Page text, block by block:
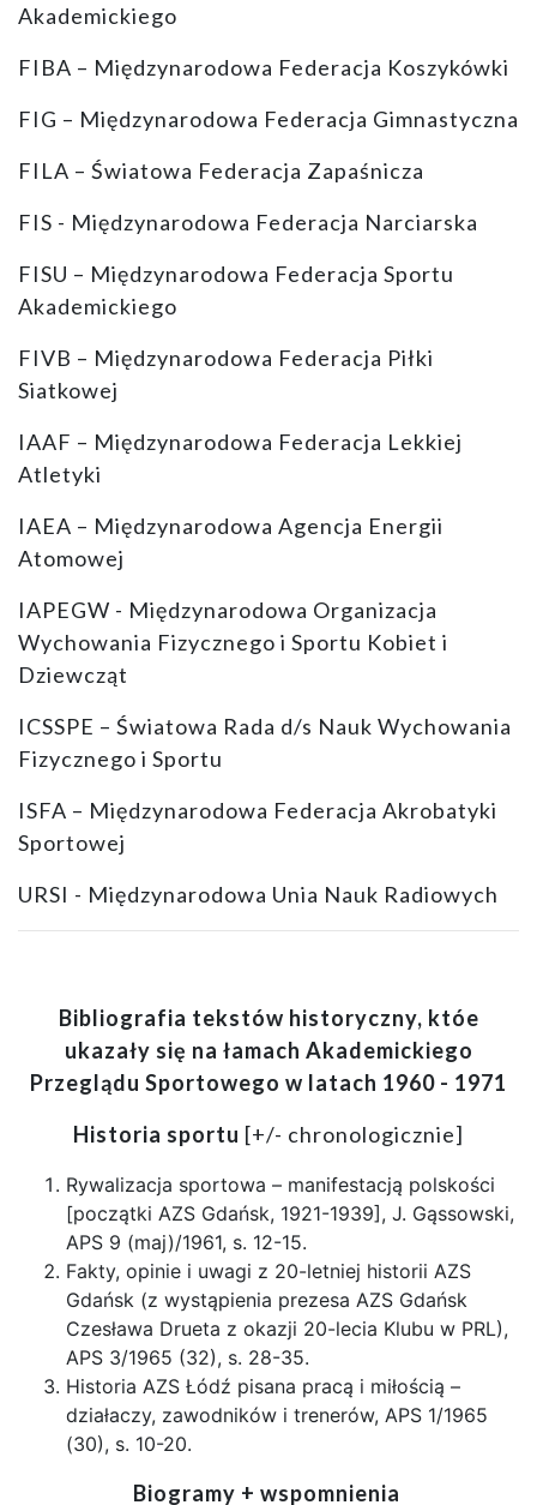
Akademickiego
FIBA – Międzynarodowa Federacja Koszykówki
FIG – Międzynarodowa Federacja Gimnastyczna
FILA – Światowa Federacja Zapaśnicza
FIS - Międzynarodowa Federacja Narciarska
FISU – Międzynarodowa Federacja Sportu
Akademickiego
FIVB – Międzynarodowa Federacja Piłki
Siatkowej
IAAF – Międzynarodowa Federacja Lekkiej
Atletyki
IAEA – Międzynarodowa Agencja Energii
Atomowej
IAPEGW - Międzynarodowa Organizacja
Wychowania Fizycznego i Sportu Kobiet i
Dziewcząt
ICSSPE – Światowa Rada d/s Nauk Wychowania
Fizycznego i Sportu
ISFA – Międzynarodowa Federacja Akrobatyki
Sportowej
URSI - Międzynarodowa Unia Nauk Radiowych
Bibliografia tekstów historyczny, któe
ukazały się na łamach Akademickiego
Przeglądu Sportowego w latach 1960 - 1971
Historia sportu [+/- chronologicznie]
Rywalizacja sportowa – manifestacją polskości
[początki AZS Gdańsk, 1921-1939], J. Gąssowski,
APS 9 (maj)/1961, s. 12-15.
Fakty, opinie i uwagi z 20-letniej historii AZS
Gdańsk (z wystąpienia prezesa AZS Gdańsk
Czesława Drueta z okazji 20-lecia Klubu w PRL),
APS 3/1965 (32), s. 28-35.
Historia AZS Łódź pisana pracą i miłością –
działaczy, zawodników i trenerów, APS 1/1965
(30), s. 10-20.
Biogramy + wspomnienia